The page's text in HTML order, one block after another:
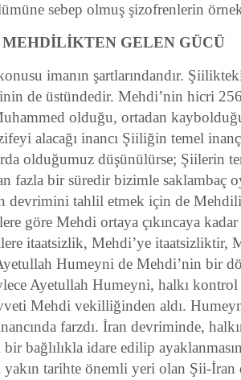
sebep olmuş şizofrenlerin
GELEN GÜCÜ
imanın şartlarındandır.
de üstündedir. Mehdi’nin hicri
olduğu, ortadan
alacağı inancı Şiiliğin temel
olduğumuz düşünülürse; Şiilerin
fazla bir süredir bizimle saklambaç
devrimini tahlil etmek için de
göre Mehdi ortaya çıkıncaya
itaatsizlik, Mehdi’ye itaatsizliktir,
Humeyni de Mehdi’nin bir
Ayetullah Humeyni, halkı kontrol
Mehdi vekilliğinden aldı.
farzdı. İran devriminde,
bağlılıkla idare edilip
yakın tarihte önemli yeri olan Şii-